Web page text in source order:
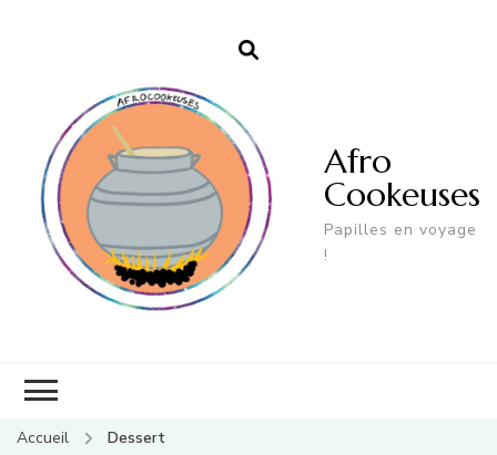
Afro
Cookeuses
Papilles en voyage
!
Accueil Dessert